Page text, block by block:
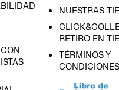
NUESTRAS
RETIRO EN
TÉRMINOS Y
CONDICIONES